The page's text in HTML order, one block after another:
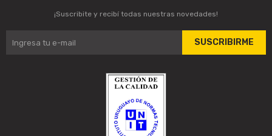
¡Suscribite y recibí todas nuestras novedades!
SUSCRIBIRME